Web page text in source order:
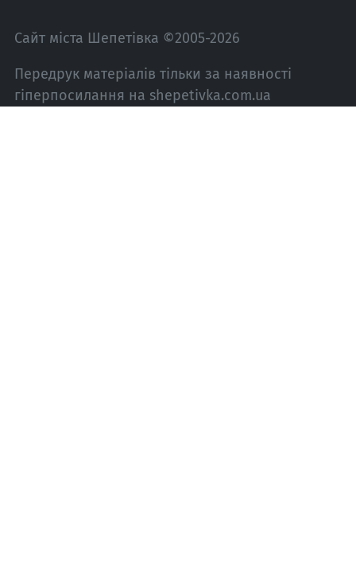
Сайт міста Шепетівка ©2005-2026
Передрук матеріалів тільки за наявності
гіперпосилання на shepetivka.com.ua